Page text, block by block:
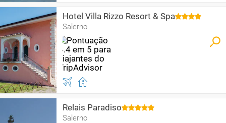
Hotel Villa Rizzo Resort & Spa
Salerno
Relais Paradiso
Salerno